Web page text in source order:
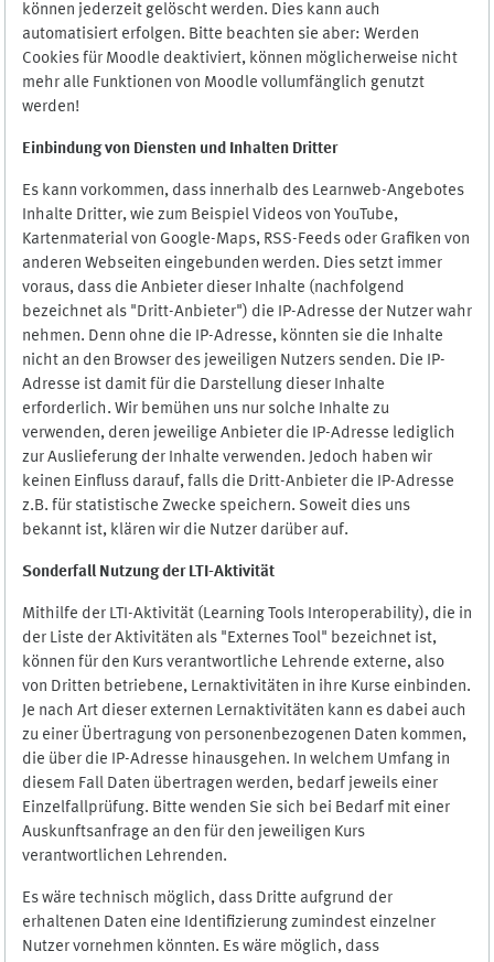
können jederzeit gelöscht werden. Dies kann auch
automatisiert erfolgen. Bitte beachten sie aber: Werden
Cookies für Moodle deaktiviert, können möglicherweise nicht
mehr alle Funktionen von Moodle vollumfänglich genutzt
werden!
Einbindung von Diensten und Inhalten Dritter
Es kann vorkommen, dass innerhalb des Learnweb-Angebotes
Inhalte Dritter, wie zum Beispiel Videos von YouTube,
Kartenmaterial von Google-Maps, RSS-Feeds oder Grafiken von
anderen Webseiten eingebunden werden. Dies setzt immer
voraus, dass die Anbieter dieser Inhalte (nachfolgend
bezeichnet als "Dritt-Anbieter") die IP-Adresse der Nutzer wahr
nehmen. Denn ohne die IP-Adresse, könnten sie die Inhalte
nicht an den Browser des jeweiligen Nutzers senden. Die IP-
Adresse ist damit für die Darstellung dieser Inhalte
erforderlich. Wir bemühen uns nur solche Inhalte zu
verwenden, deren jeweilige Anbieter die IP-Adresse lediglich
zur Auslieferung der Inhalte verwenden. Jedoch haben wir
keinen Einfluss darauf, falls die Dritt-Anbieter die IP-Adresse
z.B. für statistische Zwecke speichern. Soweit dies uns
bekannt ist, klären wir die Nutzer darüber auf.
Sonderfall Nutzung der LTI-Aktivität
Mithilfe der LTI-Aktivität (Learning Tools Interoperability), die in
der Liste der Aktivitäten als "Externes Tool" bezeichnet ist,
können für den Kurs verantwortliche Lehrende externe, also
von Dritten betriebene, Lernaktivitäten in ihre Kurse einbinden.
Je nach Art dieser externen Lernaktivitäten kann es dabei auch
zu einer Übertragung von personenbezogenen Daten kommen,
die über die IP-Adresse hinausgehen. In welchem Umfang in
diesem Fall Daten übertragen werden, bedarf jeweils einer
Einzelfallprüfung. Bitte wenden Sie sich bei Bedarf mit einer
Auskunftsanfrage an den für den jeweiligen Kurs
verantwortlichen Lehrenden.
Es wäre technisch möglich, dass Dritte aufgrund der
erhaltenen Daten eine Identifizierung zumindest einzelner
Nutzer vornehmen könnten. Es wäre möglich, dass